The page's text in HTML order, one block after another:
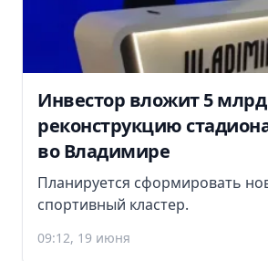
Инвестор вложит 5
реконструкцию
во Владимире
Планируется сформировать
спортивный кластер.
09:12, 19 июня